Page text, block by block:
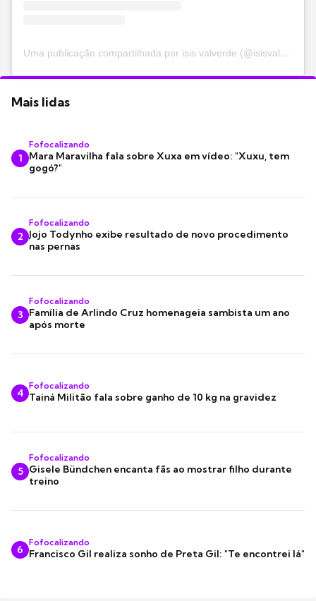
Uma publicação compartilhada por isis valverde (@isisvalverde)
Mais lidas
1
Fofocalizando
Mara Maravilha fala sobre Xuxa em vídeo: "Xuxu, tem
gogó?"
2
Fofocalizando
Jojo Todynho exibe resultado de novo procedimento
nas pernas
3
Fofocalizando
Família de Arlindo Cruz homenageia sambista um ano
após morte
4
Fofocalizando
Tainá Militão fala sobre ganho de 10 kg na gravidez
5
Fofocalizando
Gisele Bündchen encanta fãs ao mostrar filho durante
treino
6
Fofocalizando
Francisco Gil realiza sonho de Preta Gil: "Te encontrei lá"